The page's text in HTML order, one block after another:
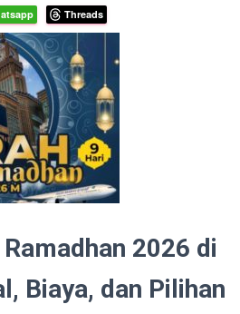
Threads
2026 di
Biaya, dan Pilihan